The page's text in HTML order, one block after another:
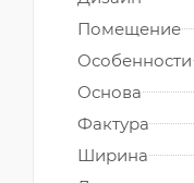
Помещение
Особенности
Основа
Фактура
Ширина